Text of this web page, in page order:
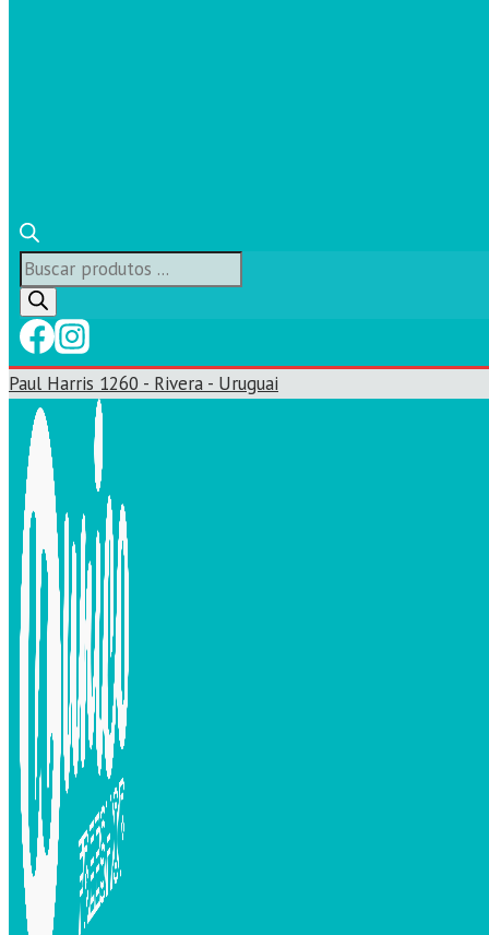
Búsqueda
de
productos
Paul Harris 1260 - Rivera - Uruguai